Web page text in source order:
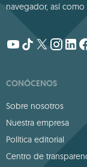
navegador, así
CONÓCENOS
Sobre nosotros
Nuestra empresa
Política editorial
Centro de